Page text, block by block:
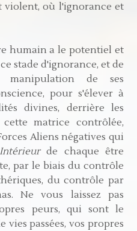
violent, où l'ignorance et
humain a le potentiel et
stade d'ignorance, et de
de ses
pour s'élever à
divines, derrière les
matrice contrôlée,
Aliens négatives qui
de chaque être
par le biais du contrôle
du contrôle par
Ne vous laissez pas
peurs, qui sont le
passées, vos propres